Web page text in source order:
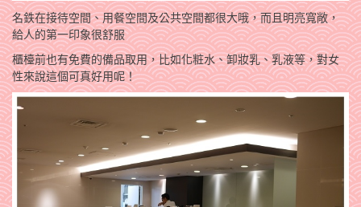
名鉄在接待空間、用餐空間及公共空間都很大哦，而且明亮寬敞，
給人的第一印象很舒服
櫃檯前也有免費的備品取用，比如化粧水、卸妝乳、乳液等，對女
性來說這個可真好用呢！